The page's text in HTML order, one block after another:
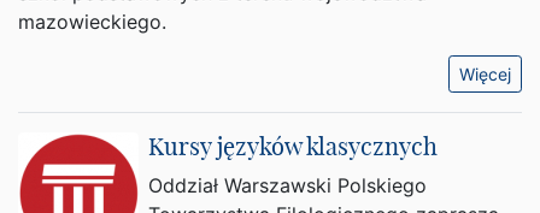
mazowieckiego.
Więcej
Kursy języków klasycznych
Oddział Warszawski Polskiego